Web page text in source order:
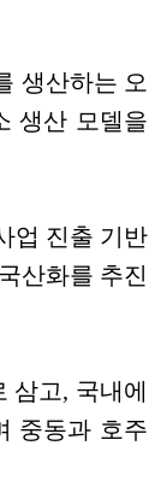
생산하는 오
생산 모델을
업 진출 기반
산화를 추진
삼고, 국내에
중동과 호주